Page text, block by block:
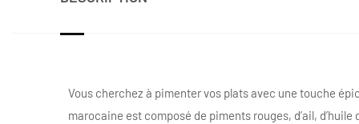
Vous cherchez à pimenter vos plats avec une touche
marocaine est composé de piments rouges, d’ail,